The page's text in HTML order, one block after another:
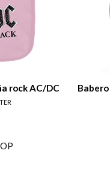
rock AC/DC
Ver detalles